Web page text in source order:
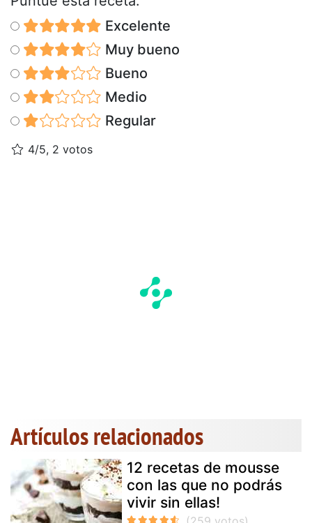
Excelente
Muy bueno
Bueno
Medio
Regular
4/5, 2 votos
Artículos relacionados
12 recetas de mousse
con las que no podrás
vivir sin ellas!